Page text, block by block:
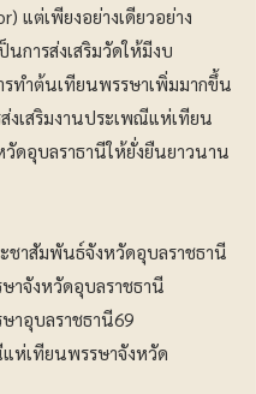
แต่เพียงอย่างเดียวอย่าง
การส่งเสริมวัดให้มีงบ
ทำต้นเทียนพรรษาเพิ่มมากขึ้น
งเสริมงานประเพณีแห่เทียน
วัดอุบลราธานีให้ยั่งยืนยาวนาน
ชาสัมพันธ์จังหวัดอุบลราชธานี
าจังหวัดอุบลราชธานี
าอุบลราชธานี69
ห่เทียนพรรษาจังหวัด